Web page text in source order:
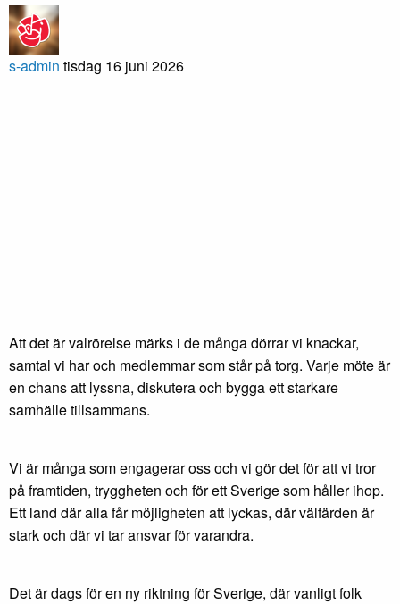
s-admin tisdag 16 juni 2026
Att det är valrörelse märks i de många dörrar vi knackar,
samtal vi har och medlemmar som står på torg. Varje möte är
en chans att lyssna, diskutera och bygga ett starkare
samhälle tillsammans.
Vi är många som engagerar oss och vi gör det för att vi tror
på framtiden, tryggheten och för ett Sverige som håller ihop.
Ett land där alla får möjligheten att lyckas, där välfärden är
stark och där vi tar ansvar för varandra.
Det är dags för en ny riktning för Sverige, där vanligt folk